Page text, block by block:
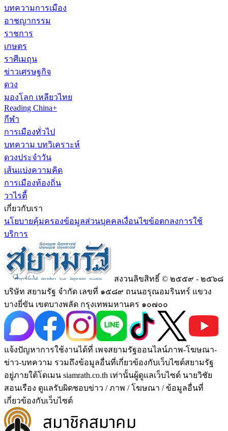
บทความการเมือง
อาชญากรรม
ราชการ
เกษตร
ราศีเมถุน
ข่าวเศรษฐกิจ
ดวง
มองโลก เหลียวไทย
Reading China+
กีฬา
การเมืองทั่วไป
บทความ บทวิเคราะห์
ดวงประจำวัน
เส้นแบ่งความคิด
การเมืองท้องถิ่น
วาไรตี้
เกี่ยวกับเรา
นโยบายคุ้มครองข้อมูลส่วนบุคคลเงื่อนไขข้อตกลงการใช้
บริการ
สงวนลิขสิทธิ์ © ๒๕๕๙ - ๒๕๖๘
บริษัท สยามรัฐ จำกัด เลขที่ ๑๕๘๙ ถนนอรุณอมรินทร์ แขวง
บางยี่ขัน เขตบางพลัด กรุงเทพมหานคร ๑๐๗๐๐
แจ้งปัญหาการใช้งานได้ที่ เพจสยามรัฐออนไลน์ภาพ-โฆษณา-
ข่าว-บทความ รวมถึงข้อมูลอื่นที่เกี่ยวข้องกับเว็บไซต์สยามรัฐ
อยู่ภายใต้โดเมน siamrath.co.th เท่านั้นผู้ดูแลเว็บไซต์ นายวิชัย
สอนเรือง ดูแลรับผิดชอบข่าว / ภาพ / โฆษณา / ข้อมูลอื่นที่
เกี่ยวข้องกับเว็บไซต์